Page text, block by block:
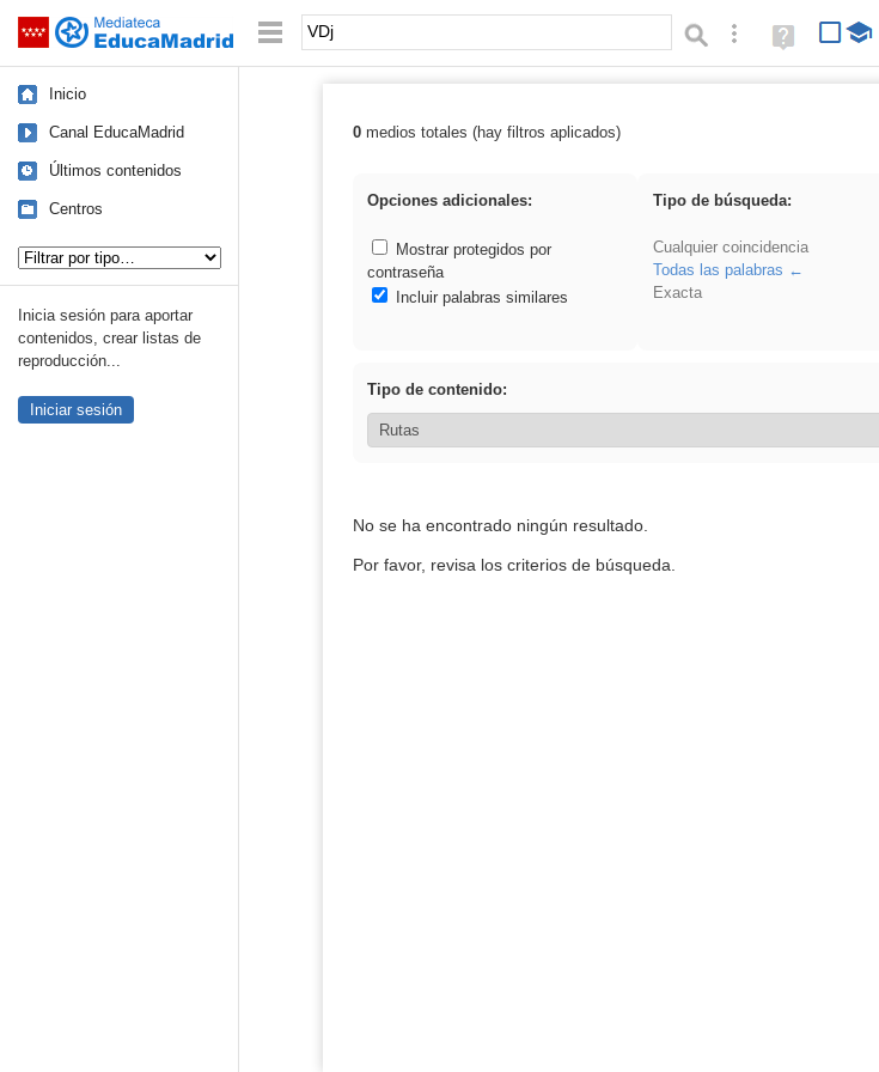
Saltar navegación Palabra o frase: Búsqueda avanzada
Ayuda
(en
Inicio
Canal EducaMadrid
Últimos contenidos
Centros
Inicia sesión para aportar
contenidos, crear listas de
reproducción...
Iniciar sesión
Resultados de: VDj
0medios totales (hay filtros aplicados)
Opciones adicionales:
Mostrar protegidos por
contraseña
Incluir palabras similares
Tipo de búsqueda:
Cualquier coincidencia
Todas las palabras
Exacta
Tipo de contenido:
No se ha encontrado ningún resultado.
Por favor, revisa los criterios de búsqueda.